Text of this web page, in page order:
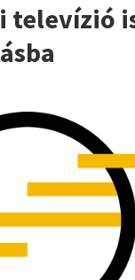
televízió